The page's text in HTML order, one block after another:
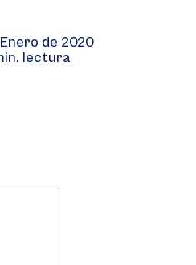
de 2020
lectura